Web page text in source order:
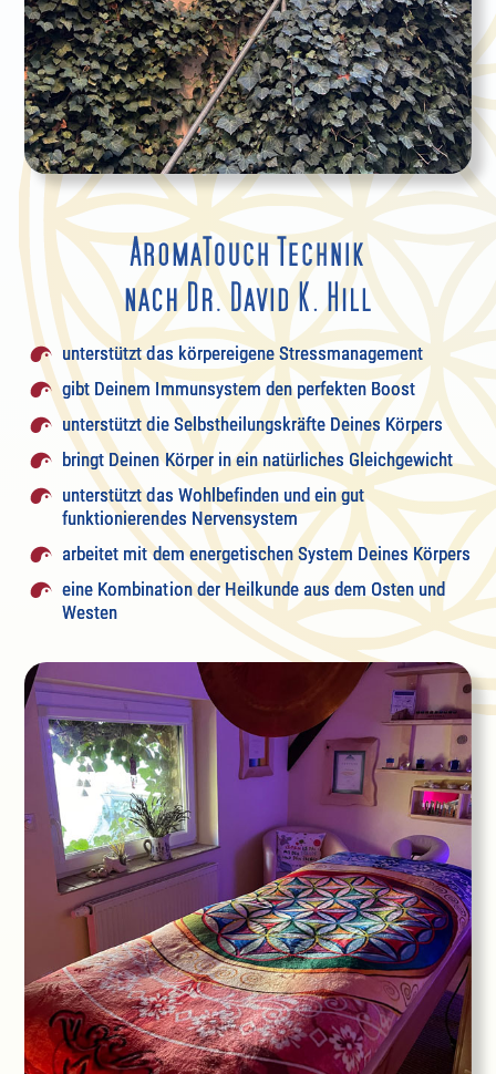
unterstützt das körpereigene Stressmanagement
gibt Deinem Immunsystem den perfekten Boost
unterstützt die Selbstheilungskräfte Deines Körpers
bringt Deinen Körper in ein natürliches Gleichgewicht
unterstützt das Wohlbefinden und ein gut
funktionierendes Nervensystem
arbeitet mit dem energetischen System Deines Körpers
eine Kombination der Heilkunde aus dem Osten und
Westen